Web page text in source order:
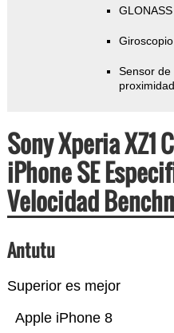
GLONASS
Giroscopio
Sensor de
proximidad
Sony Xperia XZ1
iPhone SE
Velocidad
Antutu
Superior es mejor
Apple iPhone 8